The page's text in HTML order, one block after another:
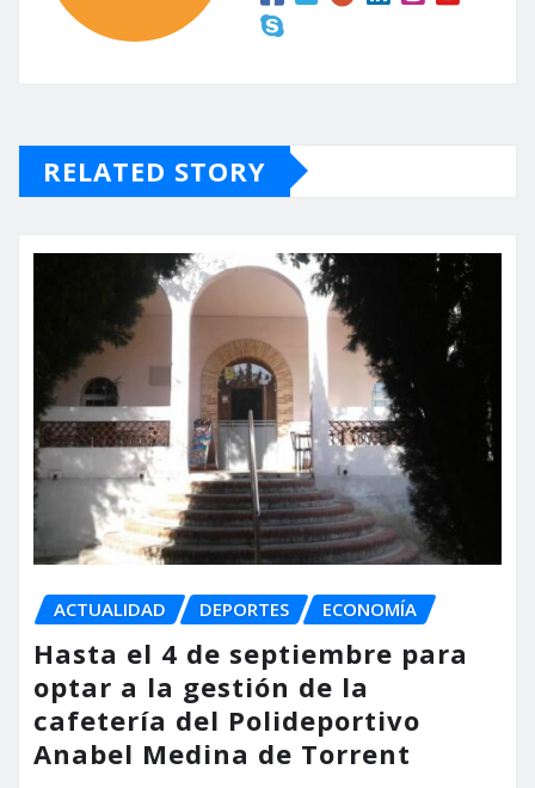
RELATED STORY
ACTUALIDAD DEPORTES ECONOMÍA
Hasta el 4 de septiembre para
optar a la gestión de la
cafetería del Polideportivo
Anabel Medina de Torrent